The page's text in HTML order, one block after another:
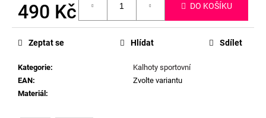
490 Kč
Měrná
DO KOŠÍKU
Kategorie:
Kalhoty sportovní
EAN:
Zvolte variantu
Materiál:
Zeptat se Hlídat Sdílet